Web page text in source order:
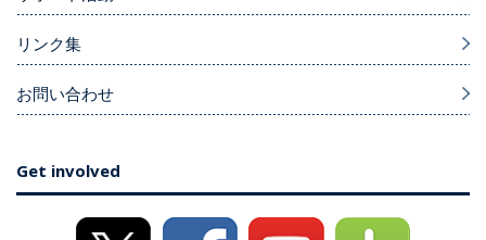
リンク集
お問い合わせ
Get involved